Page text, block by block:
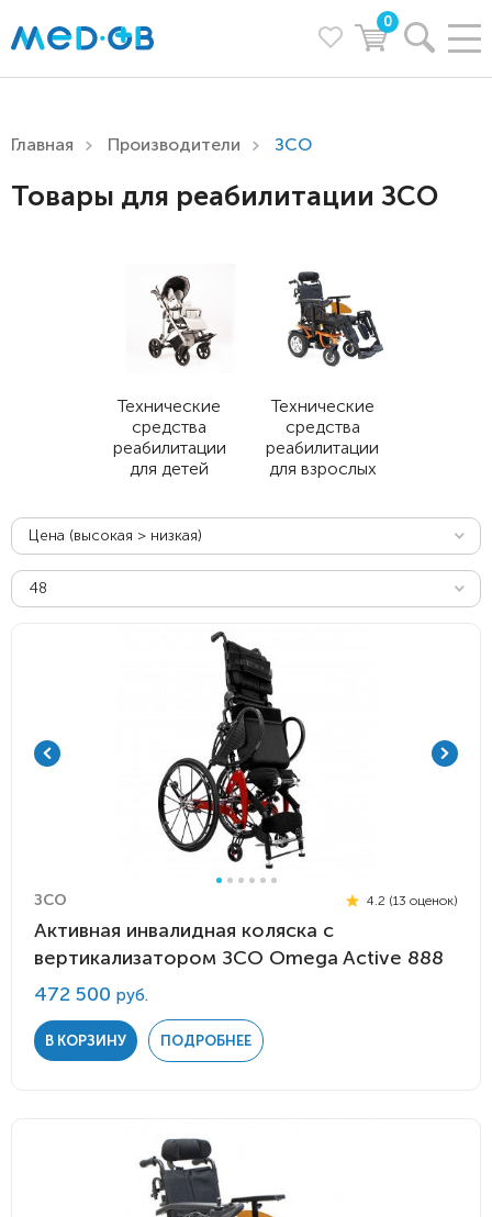
0
Главная Производители ЗСО
Товары для реабилитации ЗСО
Технические
средства
реабилитации
для детей
Технические
средства
реабилитации
для взрослых
Цена (высокая > низкая)
48
ЗСО 4.2 (13 оценок)
Активная инвалидная коляска с
вертикализатором ЗСО Omega Active 888
472 500 руб.
В КОРЗИНУ ПОДРОБНЕЕ